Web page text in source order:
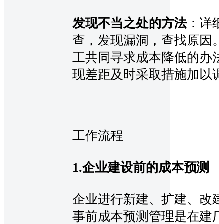
发现不当之处的方法：详
查，发现漏洞，查找原因
工共同寻求成本降低的办
现差距及时采取措施加以
工作流程
1.企业建设前的成本预测
企业进行新建、扩建、改
事前成本预测管理是在建